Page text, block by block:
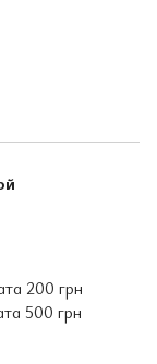
200 грн
500 грн